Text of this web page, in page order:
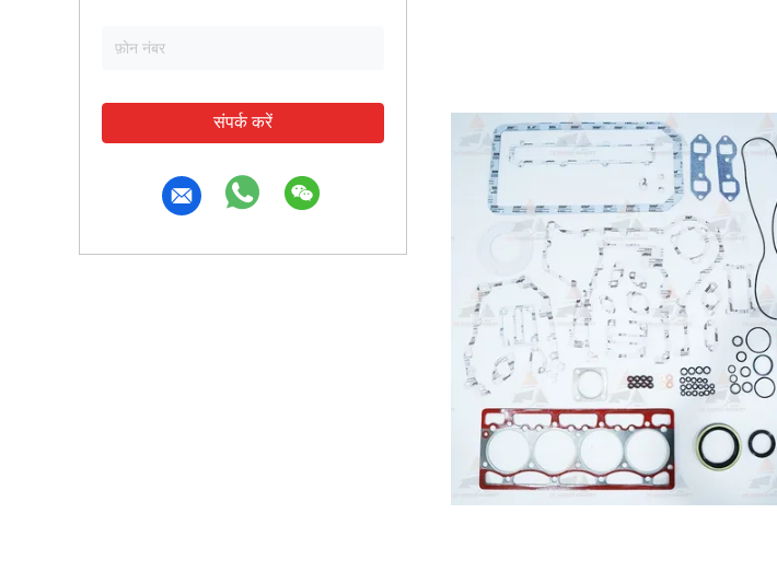
संपर्क करें